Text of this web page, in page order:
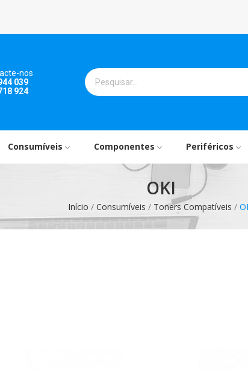
nos
039
924
Consumíveis Componentes Periféricos
OKI
Início Consumíveis Toners Compatíveis